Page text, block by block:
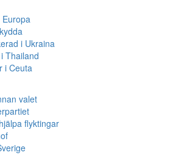
Europa
i Ukraina
Thailand
i Ceuta
valet
flyktingar